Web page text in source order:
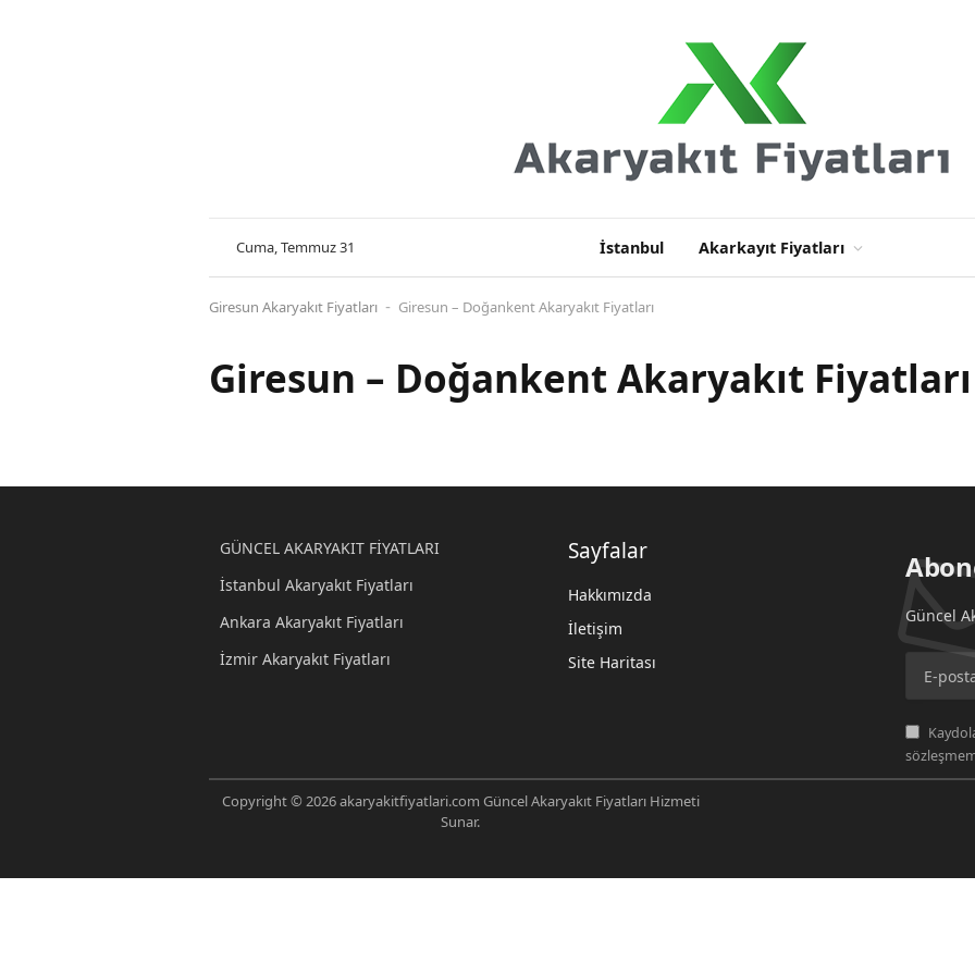
Cuma, Temmuz 31 İstanbul Akarkayıt Fiyatları
Giresun Akaryakıt Fiyatları - Giresun – Doğankent Akaryakıt Fiyatları
Giresun – Doğankent Akaryakıt Fiyatları
GÜNCEL AKARYAKIT FİYATLARI
İstanbul Akaryakıt Fiyatları
Ankara Akaryakıt Fiyatları
İzmir Akaryakıt Fiyatları
Sayfalar
Hakkımızda
İletişim
Site Haritası
Güncel
Copyright © 2026 akaryakitfiyatlari.com Güncel Akaryakıt Fiyatları Hizmeti
Sunar.